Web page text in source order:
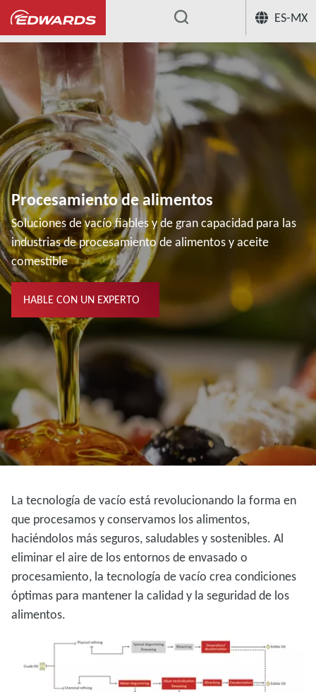
ES-MX
...
Procesamiento de alimentos
Soluciones de vacío fiables y de gran capacidad para las
industrias de procesamiento de alimentos y aceite
comestible
HABLE CON UN EXPERTO
La tecnología de vacío está revolucionando la forma en
que procesamos y conservamos los alimentos,
haciéndolos más seguros, saludables y sostenibles. Al
eliminar el aire de los entornos de envasado o
procesamiento, la tecnología de vacío crea condiciones
óptimas para mantener la calidad y la seguridad de los
alimentos.